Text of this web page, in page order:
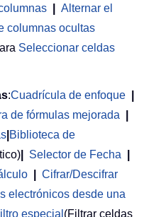
Alternar el
columnas ocultas
Seleccionar celdas
:Cuadrícula de enfoque
de fórmulas mejorada
Biblioteca de
Selector de Fecha
Cifrar/Descifrar
electrónicos desde una
especial (Filtrar celdas